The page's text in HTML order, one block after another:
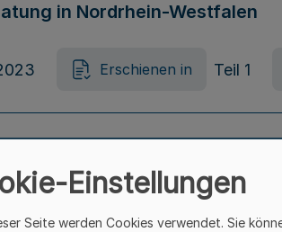
in Nordrhein-Westfalen
Erschienen in Teil 1
2 der
Erschienen in Teil 1
Einstellungen
Seite werden Cookies verwendet. Sie